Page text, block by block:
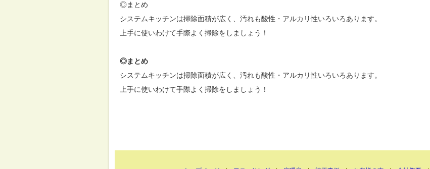
◎まとめ
システムキッチンは掃除面積が広く、汚れも酸性・アルカリ性いろいろあります。
上手に使いわけて手際よく掃除をしましょう！
◎まとめ
システムキッチンは掃除面積が広く、汚れも酸性・アルカリ性いろいろあります。
上手に使いわけて手際よく掃除をしましょう！